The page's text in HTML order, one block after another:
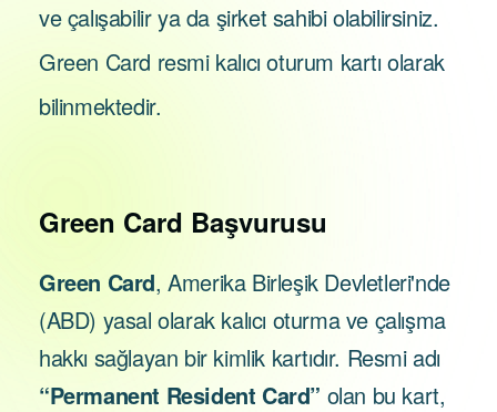
ve çalışabilir ya da şirket sahibi olabilirsiniz.
Green Card resmi kalıcı oturum kartı olarak
bilinmektedir.
Green Card Başvurusu
Green Card, Amerika Birleşik Devletleri'nde
(ABD) yasal olarak kalıcı oturma ve çalışma
hakkı sağlayan bir kimlik kartıdır. Resmi adı
“Permanent Resident Card” olan bu kart,